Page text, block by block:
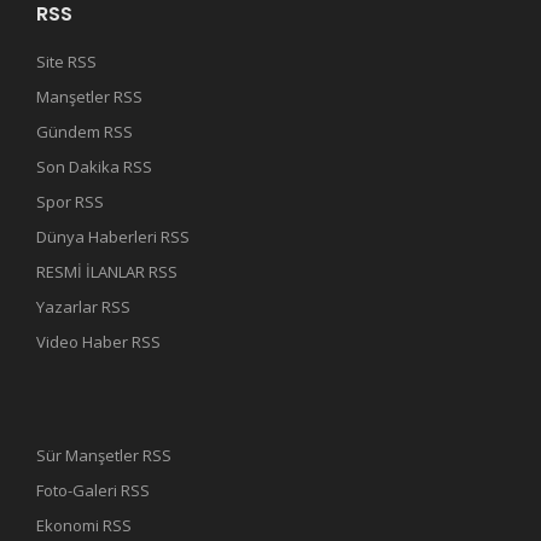
RSS
Site RSS
Manşetler RSS
Gündem RSS
Son Dakika RSS
Spor RSS
Dünya Haberleri RSS
RESMİ İLANLAR RSS
Yazarlar RSS
Video Haber RSS
Sür Manşetler RSS
Foto-Galeri RSS
Ekonomi RSS